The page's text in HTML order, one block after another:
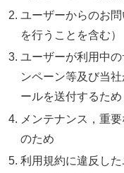
ユーザーからのお
を行うことを含む）
ユーザーが利用中
ンペーン等及び当
ールを送付するため
メンテナンス，重
のため
利用規約に違反し